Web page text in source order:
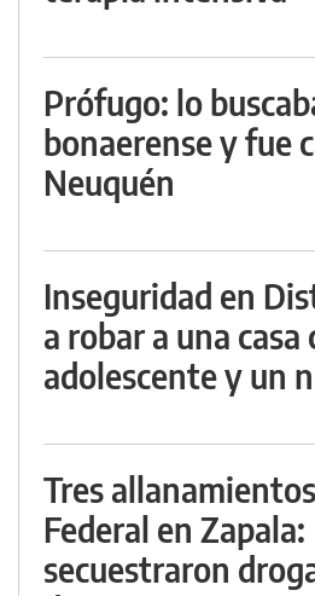
Prófugo: lo
bonaerense y fue
Neuquén
Inseguridad en
a robar a una casa
adolescente y un
Tres
Federal en Zapala:
secuestraron